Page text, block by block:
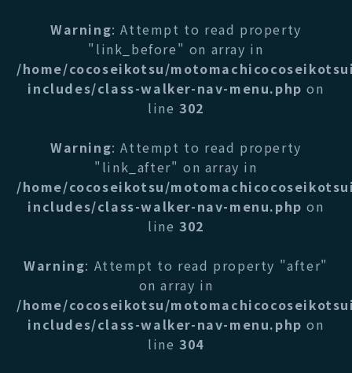
Warning: Attempt to read property
"link_before" on array in
/home/cocoseikotsu/
includes/class-walker-nav-menu.php on
line302
Warning: Attempt to read property
"link_after" on array in
/home/cocoseikotsu/
includes/class-walker-nav-menu.php on
line302
Warning: Attempt to read property "after"
on array in
/home/cocoseikotsu/
includes/class-walker-nav-menu.php on
line304